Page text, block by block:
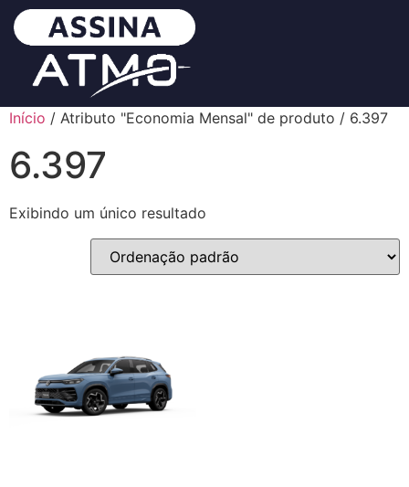
Início / Atributo "Economia Mensal" de produto / 6.397
6.397
Exibindo um único resultado